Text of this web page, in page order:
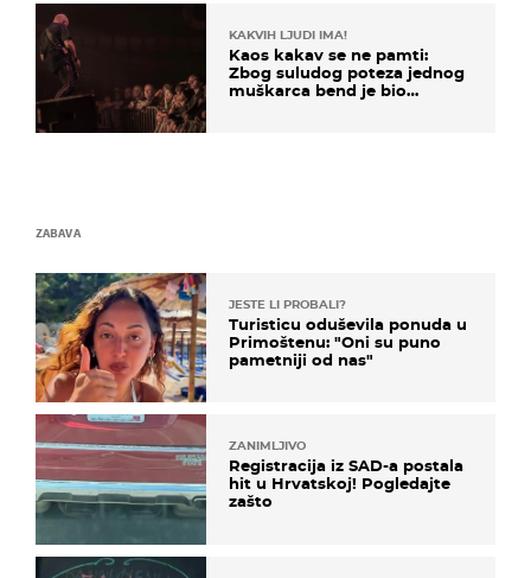
KAKVIH LJUDI IMA!
Kaos kakav se ne pamti:
Zbog suludog poteza jednog
muškarca bend je bio
ZABAVA
JESTE LI PROBALI?
Turisticu oduševila ponuda u
Primoštenu: "Oni su puno
pametniji od nas"
ZANIMLJIVO
Registracija iz SAD-a postala
hit u Hrvatskoj! Pogledajte
zašto